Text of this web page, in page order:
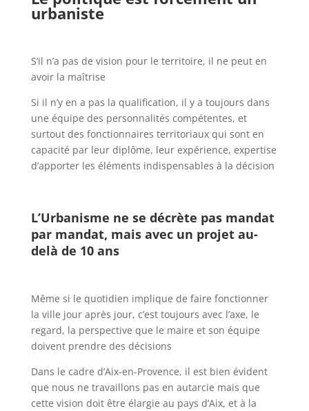
urbaniste
S’il n’a pas de vision pour le territoire, il ne peut en
avoir la maîtrise
Si il n’y en a pas la qualification, il y a toujours dans
une équipe des personnalités compétentes, et
surtout des fonctionnaires territoriaux qui sont en
capacité par leur diplôme, leur expérience, expertise
d’apporter les éléments indispensables à la décision
L’Urbanisme ne se décrète pas mandat
par mandat, mais avec un projet au-
delà de 10 ans
Même si le quotidien implique de faire fonctionner
la ville jour après jour, c’est toujours avec l’axe, le
regard, la perspective que le maire et son équipe
doivent prendre des décisions
Dans le cadre d’Aix-en-Provence, il est bien évident
que nous ne travaillons pas en autarcie mais que
cette vision doit être élargie au pays d’Aix, et à la